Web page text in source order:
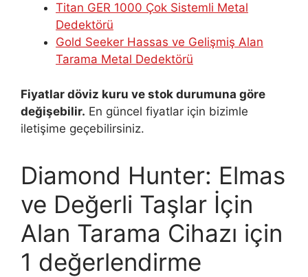
Titan GER 1000 Çok Sistemli Metal
Dedektörü
Gold Seeker Hassas ve Gelişmiş Alan
Tarama Metal Dedektörü
Fiyatlar döviz kuru ve stok durumuna göre
değişebilir. En güncel fiyatlar için bizimle
iletişime geçebilirsiniz.
Diamond Hunter: Elmas
ve Değerli Taşlar İçin
Alan Tarama Cihazı için
1 değerlendirme